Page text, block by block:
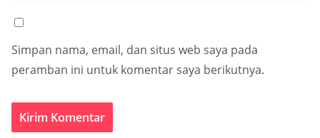
Simpan nama, email, dan situs web saya pada
peramban ini untuk komentar saya berikutnya.